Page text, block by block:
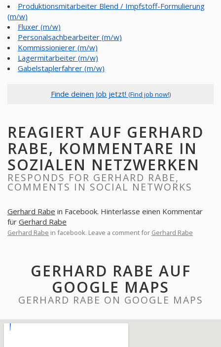
Produktionsmitarbeiter Blend / Impfstoff-Formulierung
(m/w)
Fluxer (m/w)
Personalsachbearbeiter (m/w)
Kommissionierer (m/w)
Lagermitarbeiter (m/w)
Gabelstaplerfahrer (m/w)
Finde deinen Job jetzt! (Find job now!)
REAGIERT AUF GERHARD
RABE, KOMMENTARE IN
SOZIALEN NETZWERKEN
RESPONDS FOR GERHARD RABE,
COMMENTS IN SOCIAL NETWORKS
Gerhard Rabe in Facebook. Hinterlasse einen Kommentar
für Gerhard Rabe
Gerhard Rabe in facebook. Leave a comment for Gerhard Rabe
GERHARD RABE AUF
GOOGLE MAPS
GERHARD RABE ON GOOGLE MAPS